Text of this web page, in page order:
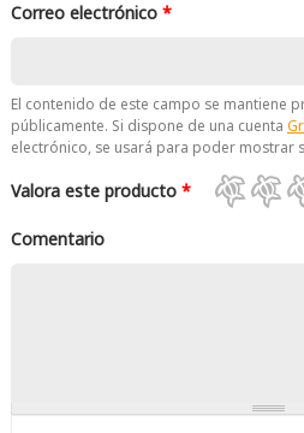
Correo electrónico *
El contenido de este campo se mantiene
públicamente. Si dispone de una cuenta
electrónico, se usará para poder mostrar
Valora este producto *
Comentario